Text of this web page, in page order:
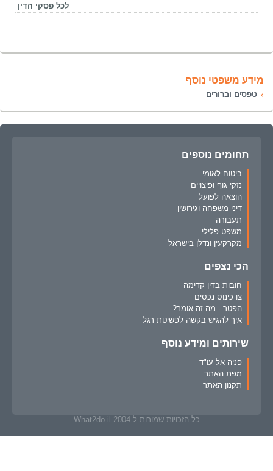
לכל פסקי הדין
מידע משפטי נוסף
טפסים וברורים
תחומים נוספים
ביטוח לאומי
נזקי גוף ופיצויים
הוצאה לפועל
דיני משפחה וגירושין
תעבורה
משפט פלילי
מקרקעין ונדלן בישראל
הכי נצפים
חובות בדין קדימה
צו כינוס נכסים
הפטר - מה זה אומר?
איך להגיש בקשה לפשיטת רגל
שירותים ומידע נוסף
פניה אל עו"ד
מפת האתר
תקנון האתר
כל הזכויות שמורות ל What2do.il 2004